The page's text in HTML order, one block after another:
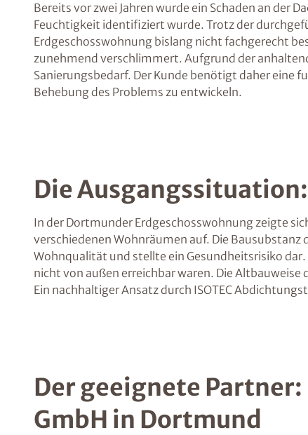
Bereits vor zwei Jahren wurde ein Schaden an der
Feuchtigkeit identifiziert wurde. Trotz der
Erdgeschosswohnung bislang nicht fachgerecht
zunehmend verschlimmert. Aufgrund der
Sanierungsbedarf. Der Kunde benötigt daher eine
Behebung des Problems zu entwickeln.
Die
In der Dortmunder Erdgeschosswohnung zeigte
verschiedenen Wohnräumen auf. Die
Wohnqualität und stellte ein Gesundheitsrisiko dar.
nicht von außen erreichbar waren. Die
Ein nachhaltiger Ansatz durch ISOTEC
Der geeignete
GmbH in Dortmund